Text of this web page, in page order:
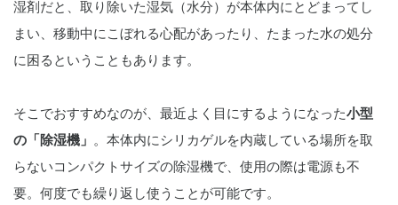
湿剤だと、取り除いた湿気（水分）が本体内にとどまってし
まい、移動中にこぼれる心配があったり、たまった水の処分
に困るということもあります。
そこでおすすめなのが、最近よく目にするようになった小型
の「除湿機」 。本体内にシリカゲルを内蔵している場所を取
らないコンパクトサイズの除湿機で、使用の際は電源も不
要。何度でも繰り返し使うことが可能です。